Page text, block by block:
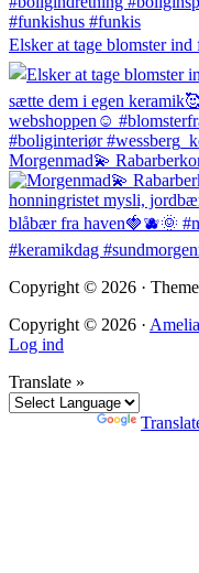
Elsker at tage blomster
Morgenmad💫
Copyright © 2026 ·
Copyright © 2026 · Amelia
Log ind
Translate »